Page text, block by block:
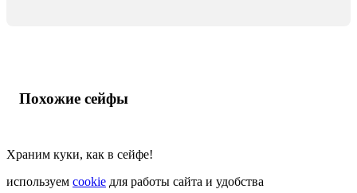
Похожие сейфы
Храним куки, как в сейфе!
используем cookie для работы сайта и удобства